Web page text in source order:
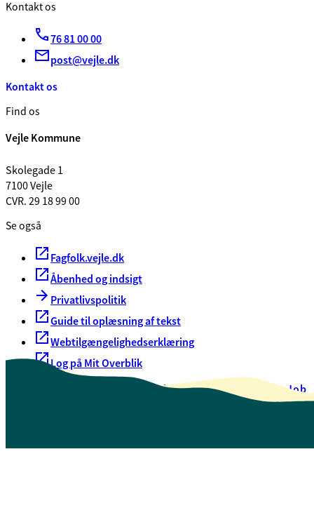
Kontakt os
76 81 00 00
post@vejle.dk
Kontakt os
Find os
Vejle Kommune
Skolegade 1
7100 Vejle
CVR. 29 18 99 00
Se også
Fagfolk.vejle.dk
Åbenhed og indsigt
Privatlivspolitik
Guide til oplæsning af tekst
Webtilgængelighedserklæring
Log på Mit Overblik
Oversigt over selvbetjeningJob